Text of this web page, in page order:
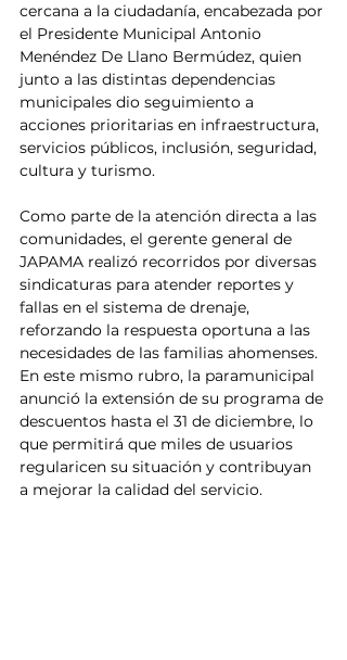
cercana a la ciudadanía, encabezada por
el Presidente Municipal Antonio
Menéndez De Llano Bermúdez, quien
junto a las distintas dependencias
municipales dio seguimiento a
acciones prioritarias en infraestructura,
servicios públicos, inclusión, seguridad,
cultura y turismo.
Como parte de la atención directa a las
comunidades, el gerente general de
JAPAMA realizó recorridos por diversas
sindicaturas para atender reportes y
fallas en el sistema de drenaje,
reforzando la respuesta oportuna a las
necesidades de las familias ahomenses.
En este mismo rubro, la paramunicipal
anunció la extensión de su programa de
descuentos hasta el 31 de diciembre, lo
que permitirá que miles de usuarios
regularicen su situación y contribuyan
a mejorar la calidad del servicio.